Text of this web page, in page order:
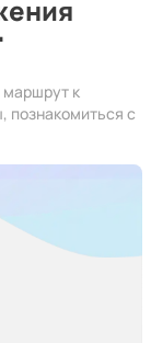
к
познакомиться с